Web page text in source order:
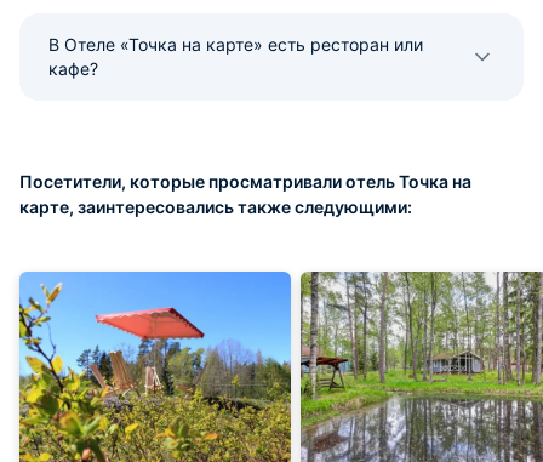
В Отеле «Точка на карте» есть ресторан или
кафе?
Посетители, которые просматривали отель Точка на
карте, заинтересовались также следующими: